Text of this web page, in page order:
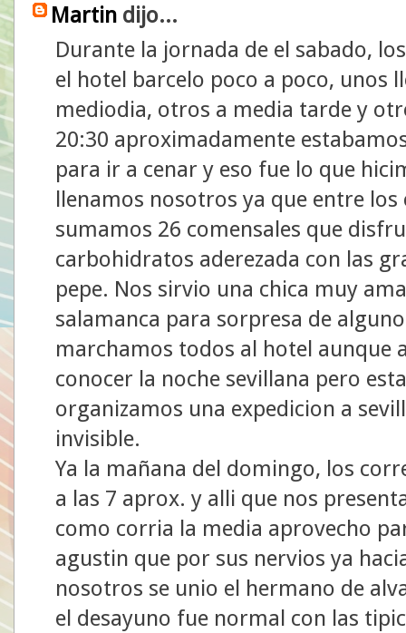
Martin dijo...
Durante la jornada de el sabado,
el hotel barcelo poco a poco, unos
mediodia, otros a media tarde y
20:30 aproximadamente
para ir a cenar y eso fue lo que
llenamos nosotros ya que entre
sumamos 26 comensales que
carbohidratos aderezada con las
pepe. Nos sirvio una chica muy
salamanca para sorpresa de
marchamos todos al hotel aunque
conocer la noche sevillana pero
organizamos una expedicion a
invisible.
Ya la mañana del domingo, los
a las 7 aprox. y alli que nos
como corria la media aprovecho
agustin que por sus nervios ya
nosotros se unio el hermano de
el desayuno fue normal con las